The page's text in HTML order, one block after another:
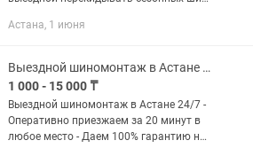
Астана, 1 июня
Выездной шиномонтаж в Астане 24/7 от профессионалов
1 000 - 15 000 ₸
Выездной шиномонтаж в Астане 24/7 -
Оперативно приезжаем за 20 минут в
любое место - Даем 100% гарантию на